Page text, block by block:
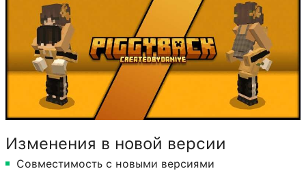
Изменения в новой версии
Совместимость с новыми версиями